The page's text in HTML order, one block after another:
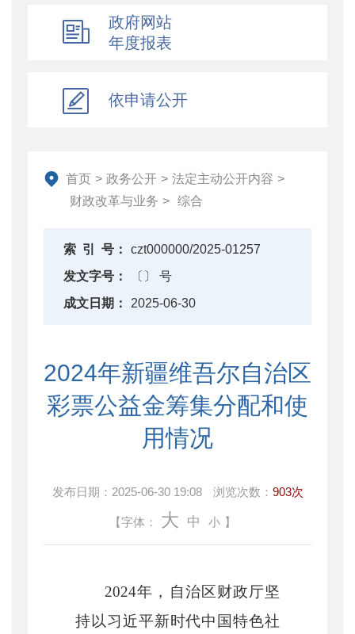
自然资源和生态环境
乡村振兴
资产监督管理
金融工作
财政内控监督
下载中心
重点领域信息公开
政府网站
年度报表
依申请公开
首页 > 政务公开 > 法定主动公开内容 >
财政改革与业务 > 综合
索 引 号：
czt000000/2025-01257
发文字号：
〔〕 号
成文日期：
2025-06-30
2024年新疆维吾尔自治区
彩票公益金筹集分配和使
用情况
发布日期： 2025-06-30 19:08 浏览次数： 903次
【字体： 大 中 小 】
2024年，自治区财政厅坚
持以习近平新时代中国特色社